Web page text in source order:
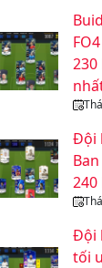
Đội
Đội
tối